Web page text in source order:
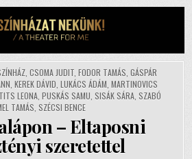
, CSOMA JUDIT, FODOR TAMÁS GÁSPÁR
KEREK DÁVID LUKÁCS ÁDÁM MARTINOVICS
LEONA, PUSKÁS SAMU SISÁK SÁRA, SZABÓ
TAMÁS SZÉCSI BENCE
– Eltaposni
szeretettel